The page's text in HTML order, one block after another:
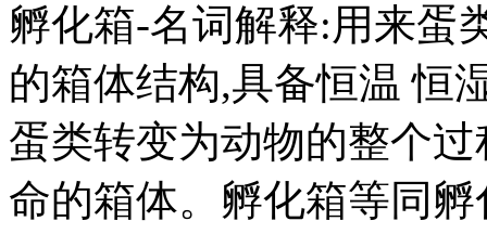
孵化箱-名词解释:用来蛋
的箱体结构,具备恒温 恒
蛋类转变为动物的整个
命的箱体。孵化箱等同